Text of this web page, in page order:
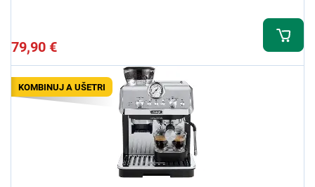
79,90 €
KOMBINUJ A UŠETRI